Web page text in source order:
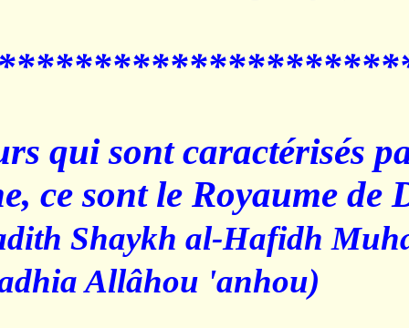
Ces cœurs qui sont
Divine, ce sont le
Al Muhadith Shaykh al-
Tijani (radhia Allâhou